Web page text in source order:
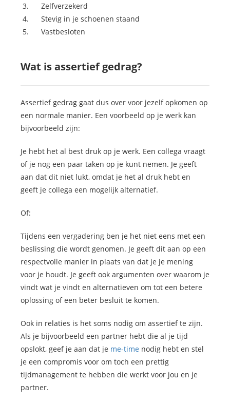
Zelfverzekerd
Stevig in je schoenen staand
Vastbesloten
Wat is assertief gedrag?
Assertief gedrag gaat dus over voor jezelf opkomen op
een normale manier. Een voorbeeld op je werk kan
bijvoorbeeld zijn:
Je hebt het al best druk op je werk. Een collega vraagt
of je nog een paar taken op je kunt nemen. Je geeft
aan dat dit niet lukt, omdat je het al druk hebt en
geeft je collega een mogelijk alternatief.
Of:
Tijdens een vergadering ben je het niet eens met een
beslissing die wordt genomen. Je geeft dit aan op een
respectvolle manier in plaats van dat je je mening
voor je houdt. Je geeft ook argumenten over waarom je
vindt wat je vindt en alternatieven om tot een betere
oplossing of een beter besluit te komen.
Ook in relaties is het soms nodig om assertief te zijn.
Als je bijvoorbeeld een partner hebt die al je tijd
opslokt, geef je aan dat je me-time nodig hebt en stel
je een compromis voor om toch een prettig
tijdmanagement te hebben die werkt voor jou en je
partner.